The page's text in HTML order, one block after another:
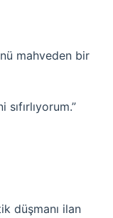
mahveden bir
düşmanı ilan